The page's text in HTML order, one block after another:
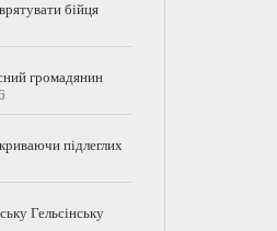
бійця
громадянин
підлеглих
Гельсінську